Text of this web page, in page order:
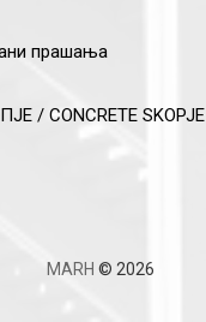
прашања
/ CONCRETE SKOPJE
MARH © 2026